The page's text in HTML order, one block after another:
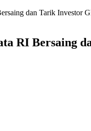
dan Tarik Investor
RI Bersaing